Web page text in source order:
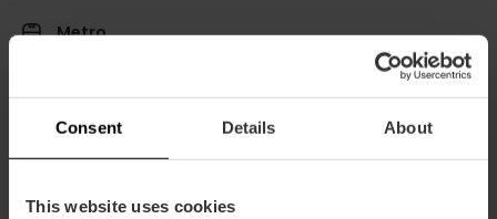
Consent Details About
This website uses cookies
Metro
94,95,C3